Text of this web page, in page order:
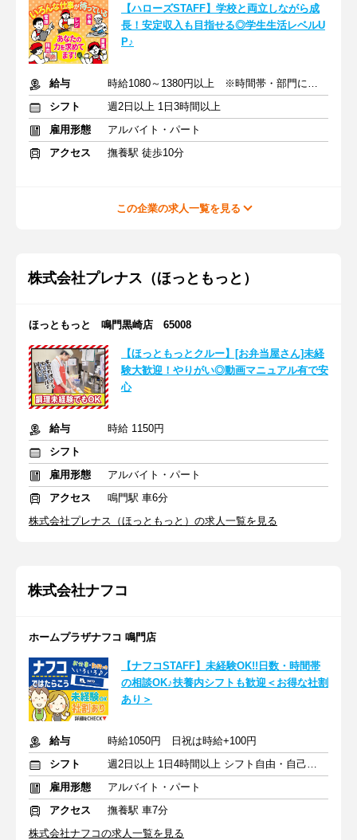
【ハローズSTAFF】学校と両立しながら成
長！安定収入も目指せる◎学生生活レベルU
P♪
給与
時給1080～1380円以上 ※時間帯・部門による※交通費支給
シフト
週2日以上 1日3時間以上
雇用形態
アルバイト・パート
アクセス
撫養駅 徒歩10分
この企業の求人一覧を見る
株式会社プレナス（ほっともっと）
ほっともっと 鳴門黒崎店 65008
【ほっともっとクルー】[お弁当屋さん]未経
験大歓迎！やりがい◎動画マニュアル有で安
心
給与
時給 1150円
シフト
雇用形態
アルバイト・パート
アクセス
鳴門駅 車6分
株式会社プレナス（ほっともっと）の求人一覧を見る
株式会社ナフコ
ホームプラザナフコ 鳴門店
【ナフコSTAFF】未経験OK!!日数・時間帯
の相談OK♪扶養内シフトも歓迎＜お得な社割
あり＞
給与
時給1050円 日祝は時給+100円
シフト
週2日以上 1日4時間以上 シフト自由・自己申告
雇用形態
アルバイト・パート
アクセス
撫養駅 車7分
株式会社ナフコの求人一覧を見る